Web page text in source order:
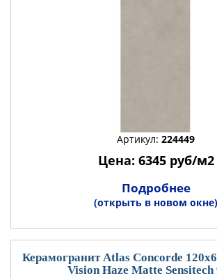
Артикул: 224449
Цена: 6345 руб/м2
Подробнее
(открыть в новом окне)
Керамогранит Atlas Concorde
Vision Haze Matte Sensitech